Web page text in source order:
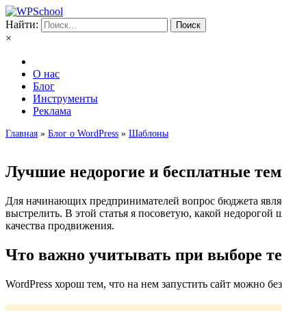
Найти:
×
О нас
Блог
Инструменты
Реклама
Главная » Блог о WordPress » Шаблоны
Лучшие недорогие и бесплатные
Для начинающих предпринимателей вопрос бюджета
выстрелить. В этой статья я посоветую, какой
качества продвижения.
Что важно учитывать при выборе
WordPress хорош тем, что на нем запустить сайт можно